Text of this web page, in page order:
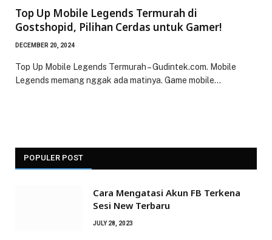
Top Up Mobile Legends Termurah di
Gostshopid, Pilihan Cerdas untuk Gamer!
DECEMBER 20, 2024
Top Up Mobile Legends Termurah – Gudintek.com. Mobile
Legends memang nggak ada matinya. Game mobile…
POPULER POST
Cara Mengatasi Akun FB Terkena
Sesi New Terbaru
JULY 28, 2023